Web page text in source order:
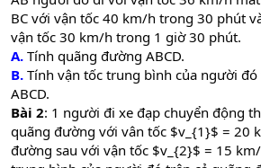
BC với vận tốc 40 km/h trong 30 phút
vận tốc 30 km/h trong 1 giờ 30 phút.
A. Tính quãng đường ABCD.
B. Tính vận tốc trung bình của người
ABCD.
Bài 2: 1 người đi xe đạp chuyển động
quãng đường với vân tốc $v_{1}$ = 20
đường sau với vận tốc $v_{2}$ = 15